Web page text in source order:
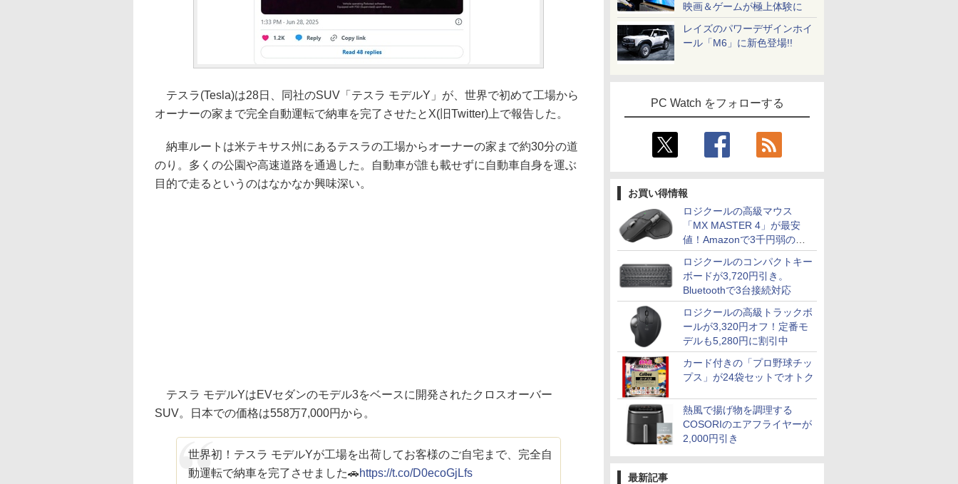
映画＆ゲームが極上体験に
レイズのパワーデザインホイ
ール「M6」に新色登場!!
PC Watch をフォローする
お買い得情報
ロジクールの高級マウス
「MX MASTER 4」が最安
値！Amazonで3千円弱の割
引
ロジクールのコンパクトキー
ボードが3,720円引き。
Bluetoothで3台接続対応
ロジクールの高級トラックボ
ールが3,320円オフ！定番モ
デルも5,280円に割引中
カード付きの「プロ野球チッ
プス」が24袋セットでオトク
熱風で揚げ物を調理する
COSORIのエアフライヤーが
2,000円引き
最新記事
テスラ(Tesla)は28日、同社のSUV「テスラ モデルY」が、世界で初めて工場から
オーナーの家まで完全自動運転で納車を完了させたとX(旧Twitter)上で報告した。
納車ルートは米テキサス州にあるテスラの工場からオーナーの家まで約30分の道
のり。多くの公園や高速道路を通過した。自動車が誰も載せずに自動車自身を運ぶ
目的で走るというのはなかなか興味深い。
テスラ モデルYはEVセダンのモデル3をベースに開発されたクロスオーバー
SUV。日本での価格は558万7,000円から。
世界初！テスラ モデルYが工場を出荷してお客様のご自宅まで、完全自
動運転で納車を完了させました🚗https://t.co/D0ecoGjLfs